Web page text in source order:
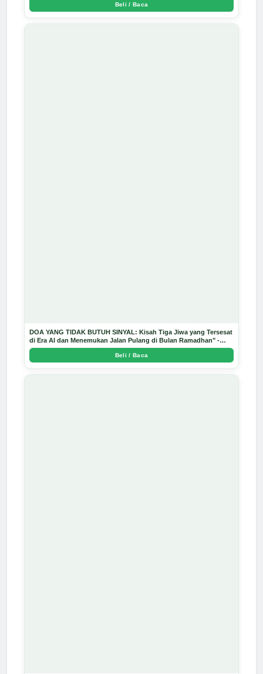
Beli / Baca
DOA YANG TIDAK BUTUH SINYAL: Kisah Tiga Jiwa yang Tersesat
di Era AI dan Menemukan Jalan Pulang di Bulan Ramadhan" -
Arda Dinata
Beli / Baca